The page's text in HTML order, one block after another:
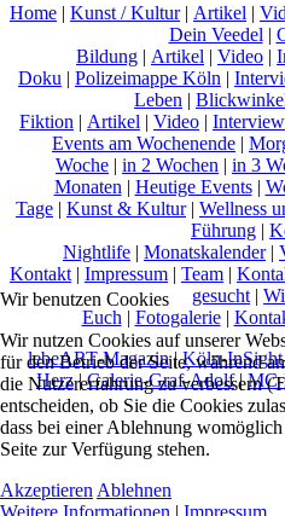
Home | Kunst / Kultur| Artikel |
Dein Veedel |
Bildung | Artikel | Video |
Doku | Polizeimappe Köln |
Leben |
Fiktion | Artikel | Video | Interview
Events am Wochenende |
Woche | in 2 Wochen | in 3
Monaten | Heutige Events|
Tage | Kunst & Kultur| Wellness
Führung |
Nightlife | Monatskalender|
Kontakt | Impressum | Team |
gesucht |
Euch | Fotogalerie|
lebeART-Magazin|Köln-
Herz|Galerie-Graf-Adolf|MC-
Wir benutzen Cookies
Wir nutzen Cookies auf unserer
für den Betrieb der Seite, während
die Nutzererfahrung zu verbessern
entscheiden, ob Sie die Cookies
dass bei einer Ablehnung
Seite zur Verfügung stehen.
Akzeptieren Ablehnen
Weitere Informationen | Impressum